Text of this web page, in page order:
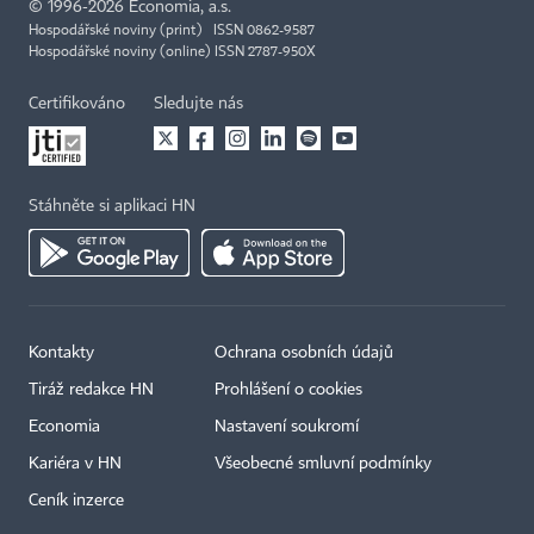
© 1996-2026 Economia, a.s.
Hospodářské noviny (print) ISSN 0862-9587
Hospodářské noviny (online) ISSN 2787-950X
Certifikováno Sledujte nás
Stáhněte si aplikaci HN
Kontakty
Tiráž redakce HN
Economia
Kariéra v HN
Ceník inzerce
Ochrana osobních údajů
Prohlášení o cookies
Nastavení soukromí
Všeobecné smluvní podmínky